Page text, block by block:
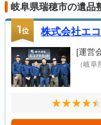
岐阜県瑞穂市の遺品
1位 株式会社エ
[運営
（岐